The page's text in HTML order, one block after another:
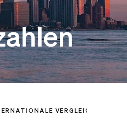
VERGLEICHSZAHLEN